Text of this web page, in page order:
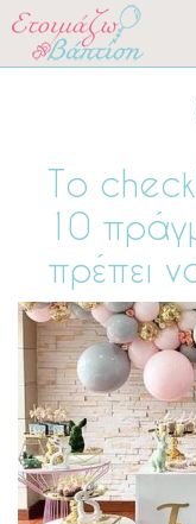
Το
10
πρέπει